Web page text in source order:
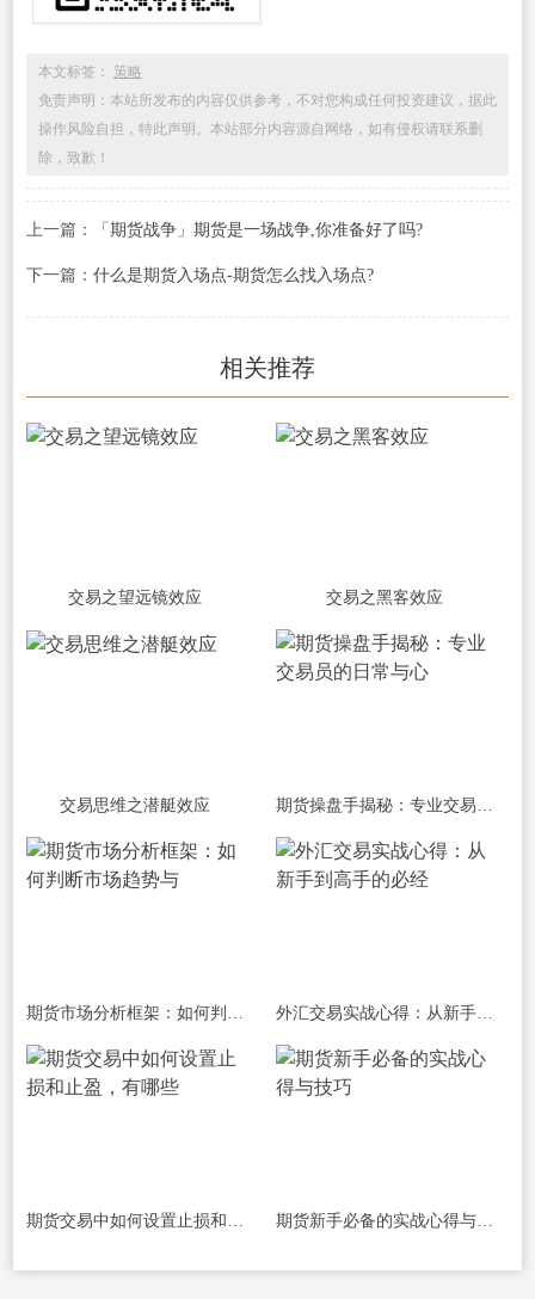
本文标签： 策略
免责声明：本站所发布的内容仅供参考，不对您构成任何投资建议，据此
操作风险自担，特此声明。本站部分内容源自网络，如有侵权请联系删
除，致歉！
上一篇： 「期货战争」期货是一场战争,你准备好了吗?
下一篇： 什么是期货入场点-期货怎么找入场点?
相关推荐
交易之望远镜效应 交易之黑客效应
交易思维之潜艇效应
外汇交易实战心得：从新手到高手的必经
期货新手必备的实战心得与技巧